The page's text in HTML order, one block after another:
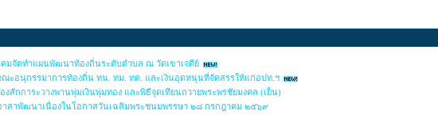
มจัดทำแผนพัฒนาท้องถิ่นระดับตำบล ณ วัดเขาเจดีย์
ะอนุกรรมาการท้องถิ่น ทน. ทม. ทต. และเงินอุดหนุนที่จัดสรรให้แก่อปท.ฯ
สักการะวางพานพุ่มเงินพุ่มทอง และพิธีจุดเทียนถวายพระพรชัยมงคล (เย็น)
สาพัฒนาเนื่องในโอกาสวันเฉลิมพระชนมพรรษา ๒๘ กรกฎาคม ๒๕๖๙